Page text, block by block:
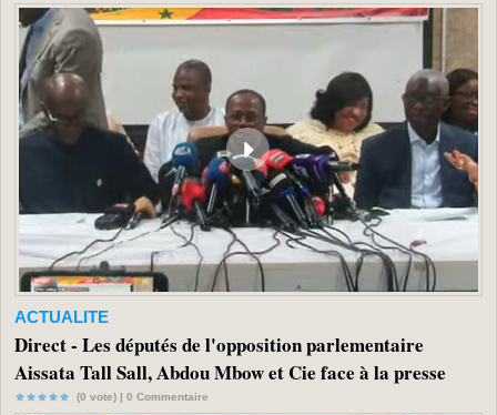
ACTUALITE
Direct - Les députés de l'opposition parlementaire
Aissata Tall Sall, Abdou Mbow et Cie face à la presse
(0 vote) | 0 Commentaire